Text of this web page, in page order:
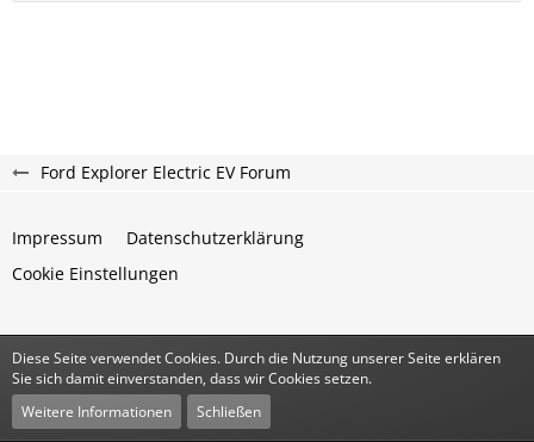
Ford Explorer Electric EV Forum
Impressum
Datenschutzerklärung
Cookie Einstellungen
Community-Software:WoltLab Suite™
Stil:Classicvon
Diese Seite verwendet Cookies. Durch die Nutzung unserer Seite erklären
Sie sich damit einverstanden, dass wir Cookies setzen.
Weitere Informationen
Schließen